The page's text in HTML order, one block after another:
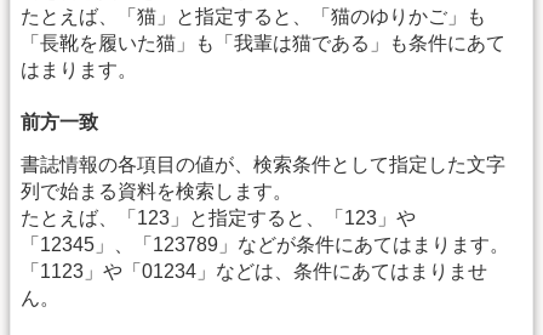
たとえば、「猫」と指定すると、「猫のゆりかご」も
「長靴を履いた猫」も「我輩は猫である」も条件にあて
はまります。
前方一致
書誌情報の各項目の値が、検索条件として指定した文字
列で始まる資料を検索します。
たとえば、「123」と指定すると、「123」や
「12345」、「123789」などが条件にあてはまります。
「1123」や「01234」などは、条件にあてはまりませ
ん。